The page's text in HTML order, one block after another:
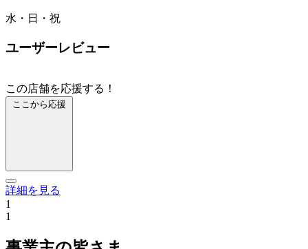
水・日・祝
ユーザーレビュー
この店舗を応援する！
ここから応援
詳細を見る
1
1